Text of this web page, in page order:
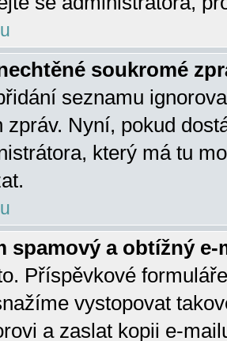
soukromé
seznamu
zpráv. Nyní, pokud
který má tu
spamový a obtížný
Příspěvkové
vystopovat
a zaslat kopii e-